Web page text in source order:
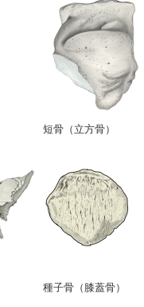
短骨（立方骨）
種子骨（膝蓋骨）